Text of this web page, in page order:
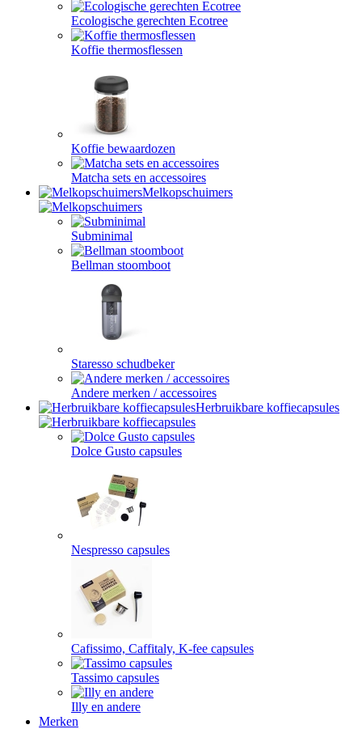
Ecologische gerechten Ecotree
Koffie thermosflessen
Koffie bewaardozen
Matcha sets en accessoires
Melkopschuimers
Subminimal
Bellman stoomboot
Staresso schudbeker
Andere merken / accessoires
Herbruikbare koffiecapsules
Dolce Gusto capsules
Nespresso capsules
Cafissimo, Caffitaly, K-fee capsules
Tassimo capsules
Illy en andere
Merken